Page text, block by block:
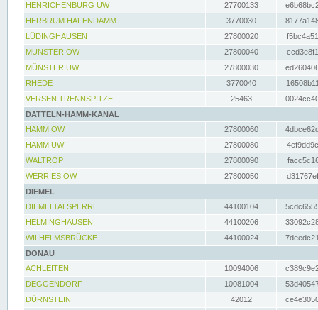
HENRICHENBURG UW
27700133
HERBRUM HAFENDAMM
3770030
LÜDINGHAUSEN
27800020
MÜNSTER OW
27800040
MÜNSTER UW
27800030
RHEDE
3770040
VERSEN TRENNSPITZE
25463
DATTELN-HAMM-KANAL
HAMM OW
27800060
HAMM UW
27800080
WALTROP
27800090
WERRIES OW
27800050
DIEMEL
DIEMELTALSPERRE
44100104
HELMINGHAUSEN
44100206
WILHELMSBRÜCKE
44100024
DONAU
ACHLEITEN
10094006
DEGGENDORF
10081004
DÜRNSTEIN
42012